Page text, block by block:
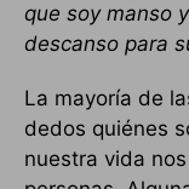
que soy manso
descanso para
La mayoría de
dedos quiénes
nuestra vida